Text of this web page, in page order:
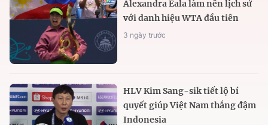
Alexandra Eala làm nên lịch sử
với danh hiệu WTA đầu tiên
3 ngày trước
HLV Kim Sang-sik tiết lộ bí
quyết giúp Việt Nam thắng đậm
Indonesia